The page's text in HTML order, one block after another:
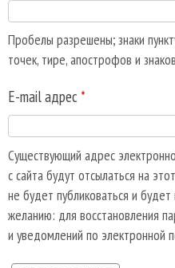
Пробелы разрешены; знаки
точек, тире, апострофов и
E-mail адрес *
Существующий адрес
с сайта будут отсылаться на
не будет публиковаться и
желанию: для восстановления
и уведомлений по электронной